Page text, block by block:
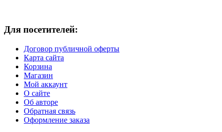
Для посетителей:
Договор публичной оферты
Карта сайта
Корзина
Магазин
Мой аккаунт
О сайте
Об авторе
Обратная связь
Оформление заказа